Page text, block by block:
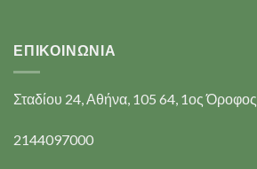
ΕΠΙΚΟΙΝΩΝΊΑ
Σταδίου 24, Αθήνα, 105 64, 1ος Όροφος
2144097000